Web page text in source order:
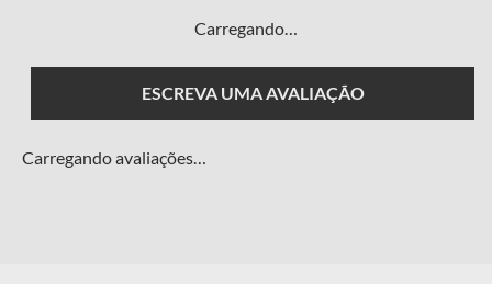
Carregando…
ESCREVA UMA AVALIAÇÃO
Carregando avaliações…